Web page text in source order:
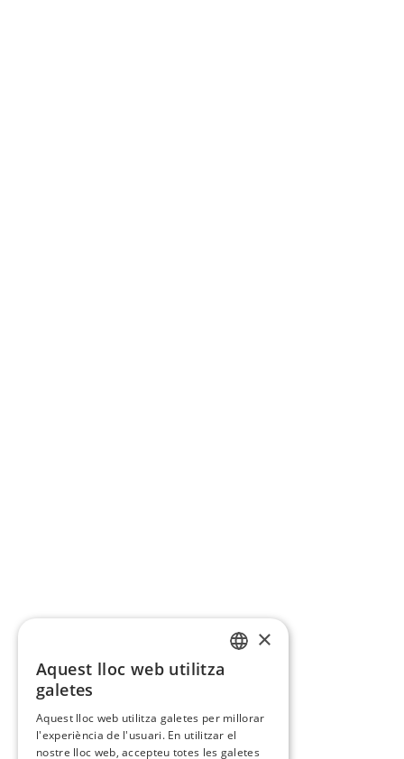
×
Aquest lloc web utilitza
galetes
Aquest lloc web utilitza galetes per millorar
l'experiència de l'usuari. En utilitzar el
nostre lloc web, accepteu totes les galetes